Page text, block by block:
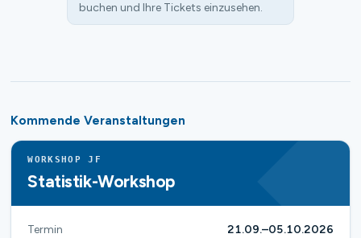
buchen und Ihre Tickets einzusehen.
Kommende Veranstaltungen
WORKSHOP JF
Statistik-Workshop
Termin 21.09.–05.10.2026